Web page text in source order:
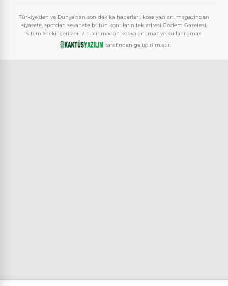
Türkiye'den ve Dünya'dan son dakika haberleri, köşe yazıları, magazinden
siyasete, spordan seyahate bütün konuların tek adresi Gözlem Gazetesi.
Sitemizdeki içerikler izin alınmadan kopyalanamaz ve kullanılamaz.
tarafından geliştirilmiştir.